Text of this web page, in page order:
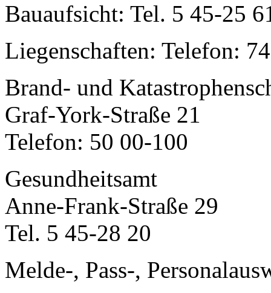
Bauaufsicht: Tel. 5 45-25
Liegenschaften: Telefon:
Brand- und
Graf-York-Straße 21
Telefon: 50 00-100
Gesundheitsamt
Anne-Frank-Straße 29
Tel. 5 45-28 20
Melde-, Pass-,